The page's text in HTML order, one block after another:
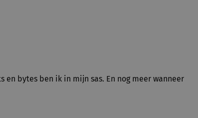
en bytes ben ik in mijn sas. En nog meer wanneer